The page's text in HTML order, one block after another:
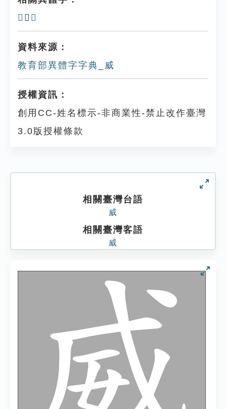
𤰴 、 𤱫
資料來源：
教育部異體字字典_威
授權資訊：
創用CC-姓名標示-非商業性-禁止改作臺灣
3.0版授權條款
相關臺灣台語
威
相關臺灣客語
威